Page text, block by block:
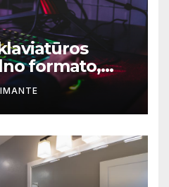
formato,